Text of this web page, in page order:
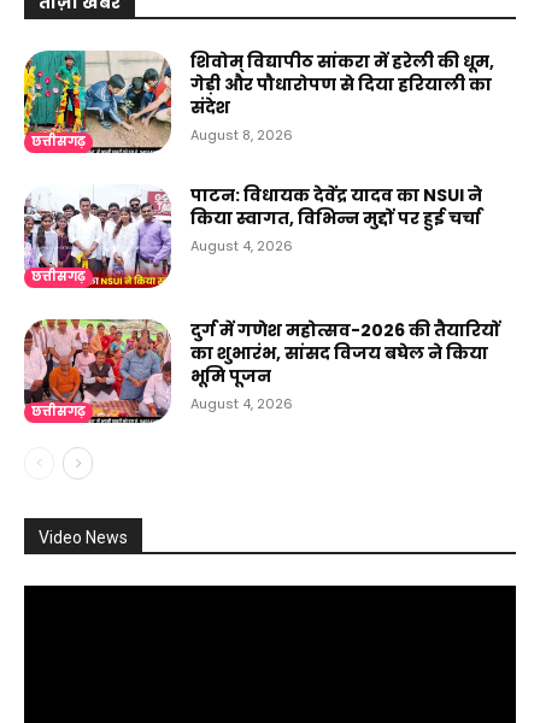
छत्तीसगढ़
शिवोम् विद्यापीठ सांकरा में हरेली की धूम,
गेड़ी और पौधारोपण से दिया हरियाली का
संदेश
August 8, 2026
छत्तीसगढ़
पाटन: विधायक देवेंद्र यादव का NSUI ने
किया स्वागत, विभिन्न मुद्दों पर हुई चर्चा
August 4, 2026
छत्तीसगढ़
दुर्ग में गणेश महोत्सव-2026 की तैयारियों
का शुभारंभ, सांसद विजय बघेल ने किया
भूमि पूजन
August 4, 2026
Video News